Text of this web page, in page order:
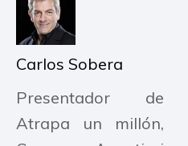
Carlos Sobera
Presentador de
Atrapa un millón,